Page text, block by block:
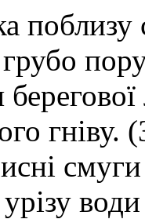
поблизу